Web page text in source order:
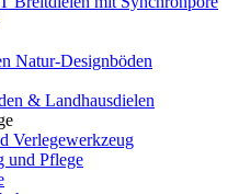
Natur-Designböden
& Landhausdielen
Verlegewerkzeug
und Pflege